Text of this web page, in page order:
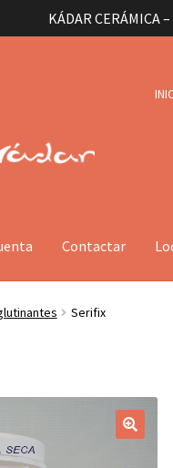
KÁDAR CERÁMICA
Contactar
Serifix